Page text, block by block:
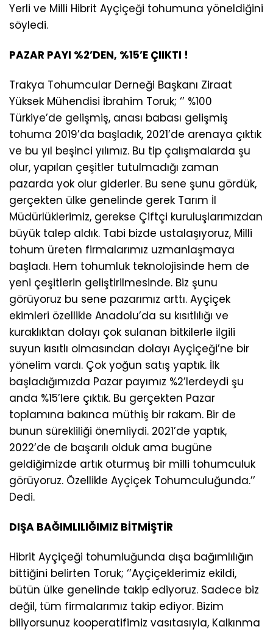
Yerli ve Milli Hibrit Ayçiçeği tohumuna yöneldiğini
söyledi.
PAZAR PAYI %2’DEN, %15’E ÇIIKTI !
Trakya Tohumcular Derneği Başkanı Ziraat
Yüksek Mühendisi İbrahim Toruk; ‘’ %100
Türkiye’de gelişmiş, anası babası gelişmiş
tohuma 2019’da başladık, 2021’de arenaya çıktık
ve bu yıl beşinci yılımız. Bu tip çalışmalarda şu
olur, yapılan çeşitler tutulmadığı zaman
pazarda yok olur giderler. Bu sene şunu gördük,
gerçekten ülke genelinde gerek Tarım İl
Müdürlüklerimiz, gerekse Çiftçi kuruluşlarımızdan
büyük talep aldık. Tabi bizde ustalaşıyoruz, Milli
tohum üreten firmalarımız uzmanlaşmaya
başladı. Hem tohumluk teknolojisinde hem de
yeni çeşitlerin geliştirilmesinde. Biz şunu
görüyoruz bu sene pazarımız arttı. Ayçiçek
ekimleri özellikle Anadolu’da su kısıtlılığı ve
kuraklıktan dolayı çok sulanan bitkilerle ilgili
suyun kısıtlı olmasından dolayı Ayçiçeği’ne bir
yönelim vardı. Çok yoğun satış yaptık. İlk
başladığımızda Pazar payımız %2’lerdeydi şu
anda %15’lere çıktık. Bu gerçekten Pazar
toplamına bakınca müthiş bir rakam. Bir de
bunun sürekliliği önemliydi. 2021’de yaptık,
2022’de de başarılı olduk ama bugüne
geldiğimizde artık oturmuş bir milli tohumculuk
görüyoruz. Özellikle Ayçiçek Tohumculuğunda.’’
Dedi.
DIŞA BAĞIMLILIĞIMIZ BİTMİŞTİR
Hibrit Ayçiçeği tohumluğunda dışa bağımlılığın
bittiğini belirten Toruk; ‘’Ayçiçeklerimiz ekildi,
bütün ülke genelinde takip ediyoruz. Sadece biz
değil, tüm firmalarımız takip ediyor. Bizim
biliyorsunuz kooperatifimiz vasıtasıyla, Kalkınma